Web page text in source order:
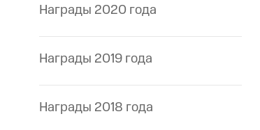
Награды 2020 года
Награды 2019 года
Награды 2018 года